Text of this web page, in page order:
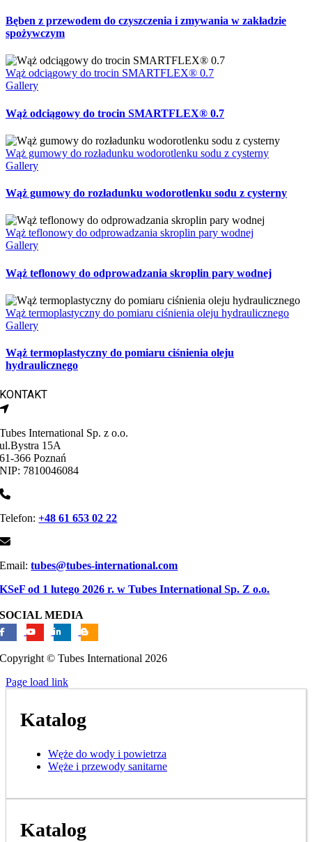
Bęben z przewodem do czyszczenia i zmywania w zakładzie
spożywczym
Wąż odciągowy do trocin SMARTFLEX® 0.7
Gallery
Wąż odciągowy do trocin SMARTFLEX® 0.7
Wąż gumowy do rozładunku wodorotlenku sodu z cysterny
Gallery
Wąż gumowy do rozładunku wodorotlenku sodu z cysterny
Wąż teflonowy do odprowadzania skroplin pary wodnej
Gallery
Wąż teflonowy do odprowadzania skroplin pary wodnej
Wąż termoplastyczny do pomiaru ciśnienia oleju hydraulicznego
Gallery
Wąż termoplastyczny do pomiaru ciśnienia oleju
hydraulicznego
KONTAKT
Tubes International Sp. z o.o.
ul.Bystra 15A
61-366 Poznań
NIP: 7810046084
Telefon:+48 61 653 02 22
Email:tubes@tubes-international.com
KSeF od 1 lutego 2026 r. w Tubes International Sp. Z o.o.
SOCIAL MEDIA
Copyright © Tubes International 2026
Page load link
Katalog
Węże do wody i powietrza
Węże i przewody sanitarne
Katalog